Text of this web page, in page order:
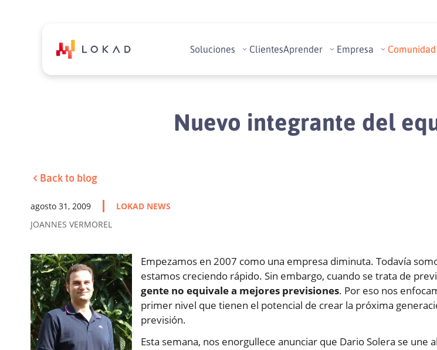
Soluciones ClientesAprender Empresa Comunidad
Nuevo integrante del
Back to blog
agosto 31, 2009
LOKAD NEWS
JOANNES VERMOREL
Empezamos en 2007 como una empresa diminuta. Todavía
estamos creciendo rápido. Sin embargo, cuando se trata de
gente no equivale a mejores previsiones. Por eso nos
primer nivel que tienen el potencial de crear la próxima
previsión.
Esta semana, nos enorgullece anunciar que Dario Solera se une